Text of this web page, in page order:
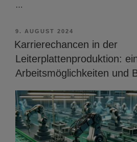
…
VERÖFFENTLICHT
AM
9. AUGUST 2024
Karrierechancen in der
Leiterplattenproduktion:
Arbeitsmöglichkeiten und